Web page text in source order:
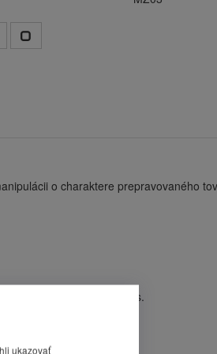
o charaktere prepravovaného
Cena je uvedená za 100 ks.
ukazovať